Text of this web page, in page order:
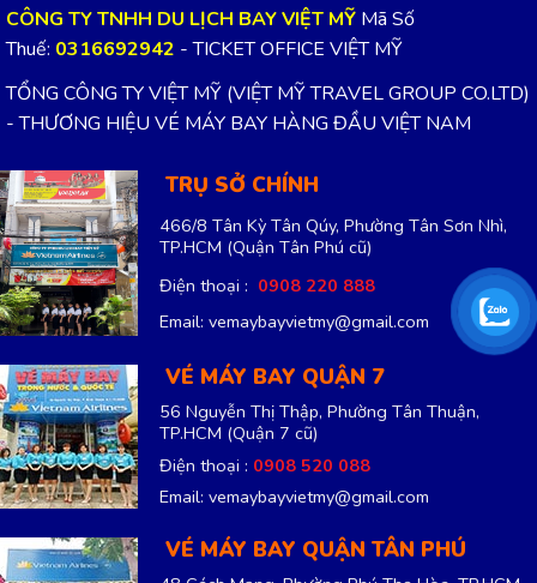
CÔNG TY TNHH DU LỊCH BAY VIỆT MỸ Mã Số
Thuế: 0316692942 - TICKET OFFICE VIỆT MỸ
TỔNG CÔNG TY VIỆT MỸ (VIỆT MỸ TRAVEL GROUP CO.LTD)
- THƯƠNG HIỆU VÉ MÁY BAY HÀNG ĐẦU VIỆT NAM
TRỤ SỞ CHÍNH
466/8 Tân Kỳ Tân Qúy, Phường Tân Sơn Nhì,
TP.HCM (Quận Tân Phú cũ)
Điện thoại : 0908 220 888
Email: vemaybayvietmy@gmail.com
VÉ MÁY BAY QUẬN 7
56 Nguyễn Thị Thập, Phường Tân Thuận,
TP.HCM (Quận 7 cũ)
Điện thoại : 0908 520 088
Email: vemaybayvietmy@gmail.com
VÉ MÁY BAY QUẬN TÂN PHÚ